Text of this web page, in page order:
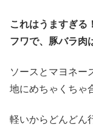
これはうますぎる
フワで、豚バラ肉
ソースとマヨネー
地にめちゃくちゃ
軽いからどんどん